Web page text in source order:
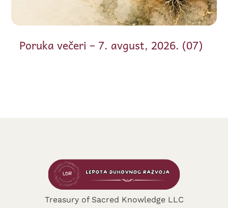
Poruka večeri – 7. avgust, 2026. (07)
Treasury of Sacred Knowledge LLC